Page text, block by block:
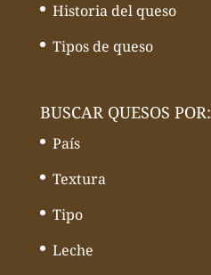
Historia del queso
Tipos de queso
BUSCAR QUESOS POR:
País
Textura
Tipo
Leche